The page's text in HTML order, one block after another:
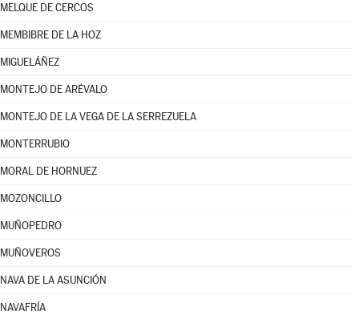
MELQUE DE CERCOS
MEMBIBRE DE LA HOZ
MIGUELÁÑEZ
MONTEJO DE ARÉVALO
MONTEJO DE LA VEGA DE LA SERREZUELA
MONTERRUBIO
MORAL DE HORNUEZ
MOZONCILLO
MUÑOPEDRO
MUÑOVEROS
NAVA DE LA ASUNCIÓN
NAVAFRÍA